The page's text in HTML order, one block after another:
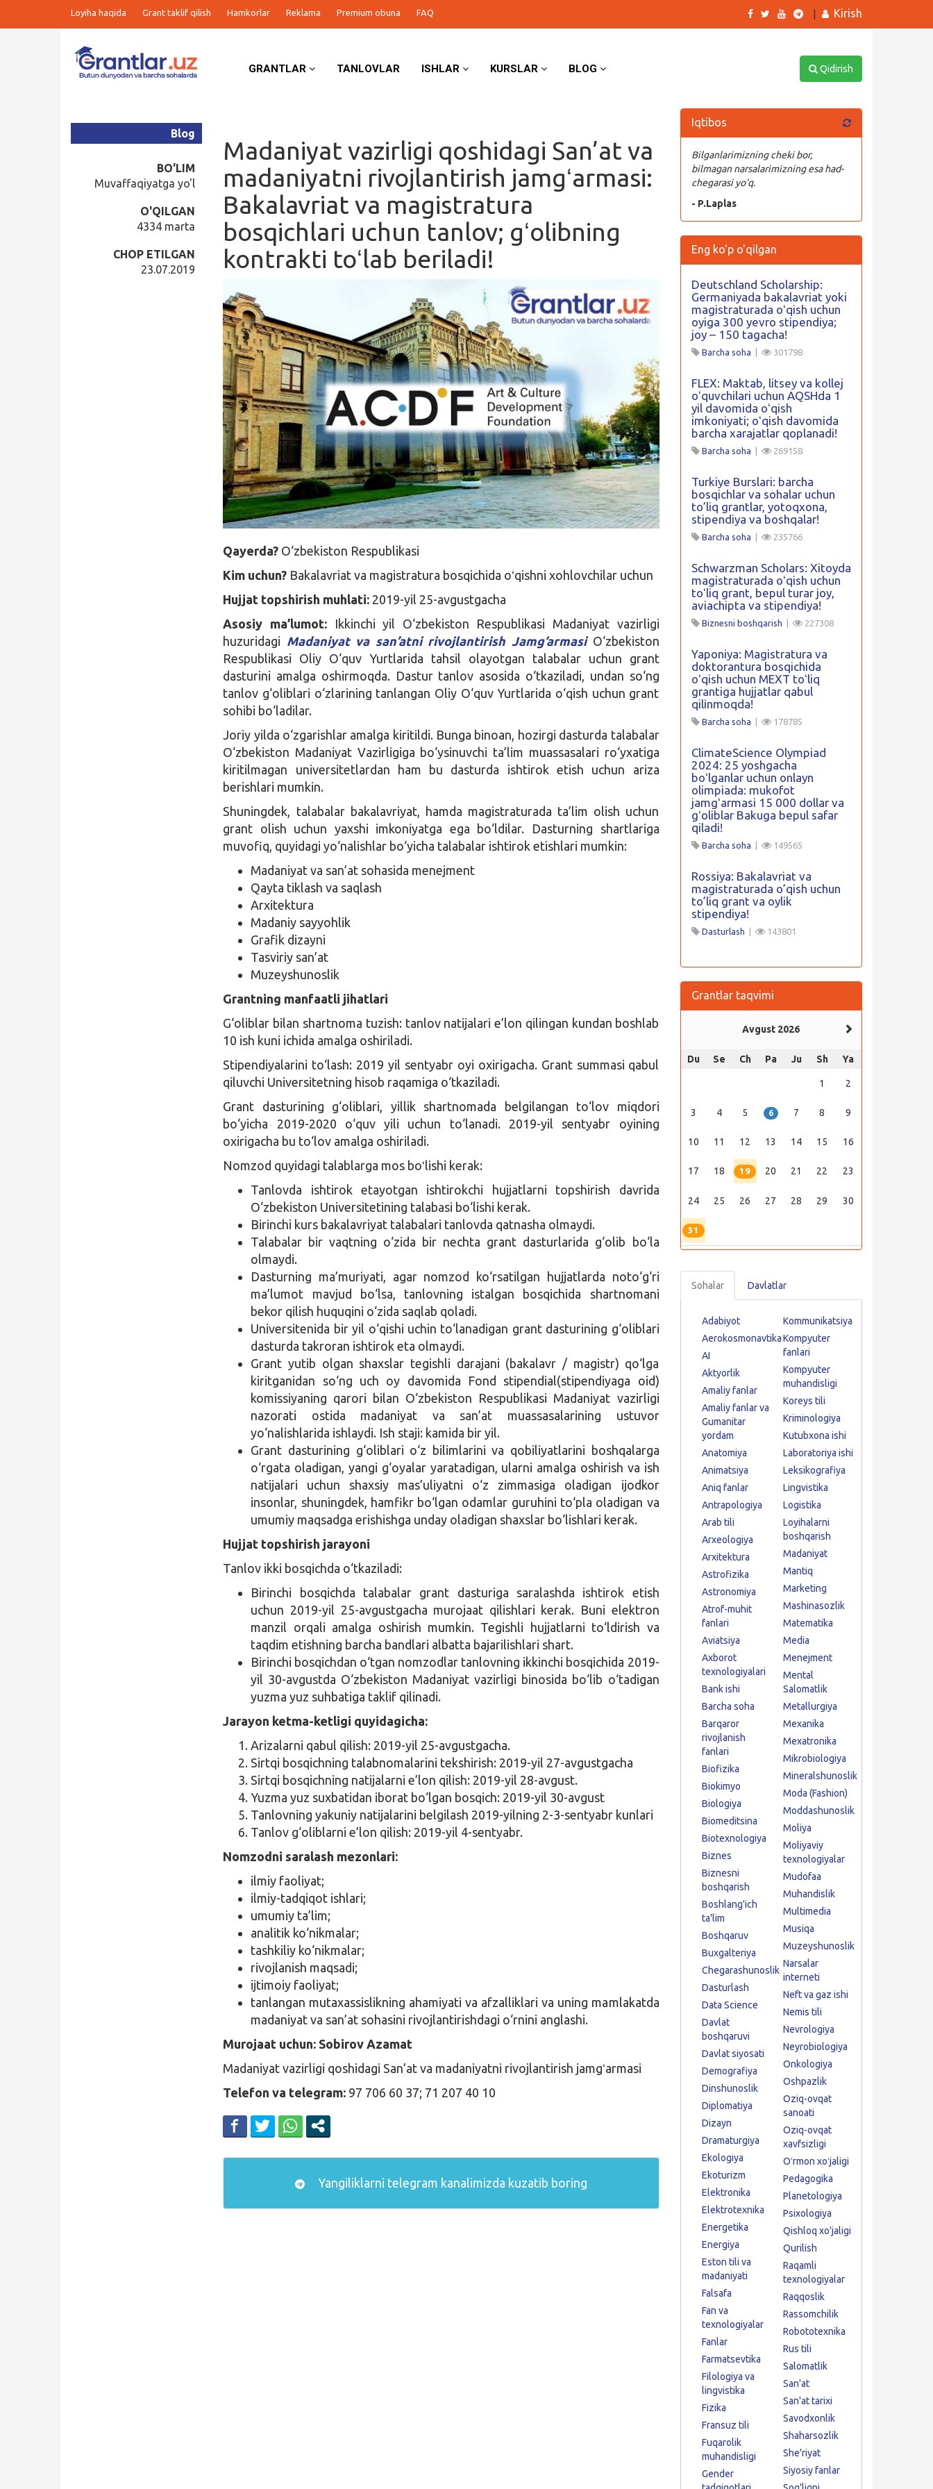
Loyiha haqida Grant taklif qilish Hamkorlar Reklama Premium obuna FAQ Kirish
GRANTLAR TANLOVLAR ISHLAR KURSLAR BLOG Qidirish
Madaniyat vazirligi qoshidagi San’at va
madaniyatni rivojlantirish jamgʻarmasi:
Bakalavriat va magistratura
bosqichlari uchun tanlov; gʻolibning
kontrakti toʻlab beriladi!
Blog
BO'LIM
Muvaffaqiyatga yo'l
O'QILGAN
4334 marta
CHOP ETILGAN
23.07.2019
Qayerda? O‘zbekiston Respublikasi
Kim uchun? Bakalavriat va magistratura bosqichida oʻqishni xohlovchilar uchun
Hujjat topshirish muhlati: 2019-yil 25-avgustgacha
Asosiy ma’lumot:Ikkinchi yil O‘zbekiston Respublikasi Madaniyat vazirligi
huzuridagi Madaniyat va san’atni rivojlantirish Jamg‘armasiO‘zbekiston
Respublikasi Oliy O‘quv Yurtlarida tahsil olayotgan talabalar uchun grant
dasturini amalga oshirmoqda. Dastur tanlov asosida o‘tkaziladi, undan so‘ng
tanlov g‘oliblari o‘zlarining tanlangan Oliy O‘quv Yurtlarida o‘qish uchun grant
sohibi bo‘ladilar.
Joriy yilda o‘zgarishlar amalga kiritildi. Bunga binoan, hozirgi dasturda talabalar
O‘zbekiston Madaniyat Vazirligiga bo‘ysinuvchi ta’lim muassasalari ro‘yxatiga
kiritilmagan universitetlardan ham bu dasturda ishtirok etish uchun ariza
berishlari mumkin.
Shuningdek, talabalar bakalavriyat, hamda magistraturada ta’lim olish uchun
grant olish uchun yaxshi imkoniyatga ega bo‘ldilar. Dasturning shartlariga
muvofiq, quyidagi yo‘nalishlar bo‘yicha talabalar ishtirok etishlari mumkin:
Madaniyat va san’at sohasida menejment
Qayta tiklash va saqlash
Arxitektura
Madaniy sayyohlik
Grafik dizayni
Tasviriy san’at
Muzeyshunoslik
Grantning manfaatli jihatlari
G‘oliblar bilan shartnoma tuzish: tanlov natijalari e’lon qilingan kundan boshlab
10 ish kuni ichida amalga oshiriladi.
Stipendiyalarini to‘lash: 2019 yil sentyabr oyi oxirigacha. Grant summasi qabul
qiluvchi Universitetning hisob raqamiga o‘tkaziladi.
Grant dasturining g‘oliblari, yillik shartnomada belgilangan to‘lov miqdori
bo‘yicha 2019-2020 o‘quv yili uchun to‘lanadi. 2019-yil sentyabr oyining
oxirigacha bu to‘lov amalga oshiriladi.
Nomzod quyidagi talablarga mos boʻlishi kerak:
Tanlovda ishtirok etayotgan ishtirokchi hujjatlarni topshirish davrida
O‘zbekiston Universitetining talabasi bo‘lishi kerak.
Birinchi kurs bakalavriyat talabalari tanlovda qatnasha olmaydi.
Talabalar bir vaqtning o‘zida bir nechta grant dasturlarida g‘olib bo‘la
olmaydi.
Dasturning ma’muriyati, agar nomzod ko‘rsatilgan hujjatlarda noto‘g‘ri
ma’lumot mavjud bo‘lsa, tanlovning istalgan bosqichida shartnomani
bekor qilish huquqini o‘zida saqlab qoladi.
Universitenida bir yil o‘qishi uchin to‘lanadigan grant dasturining g‘oliblari
dasturda takroran ishtirok eta olmaydi.
Grant yutib olgan shaxslar tegishli darajani (bakalavr / magistr) qo‘lga
kiritganidan so‘ng uch oy davomida Fond stipendial(stipendiyaga oid)
komissiyaning qarori bilan O‘zbekiston Respublikasi Madaniyat vazirligi
nazorati ostida madaniyat va san’at muassasalarining ustuvor
yo‘nalishlarida ishlaydi. Ish staji: kamida bir yil.
Grant dasturining g‘oliblari o‘z bilimlarini va qobiliyatlarini boshqalarga
o‘rgata oladigan, yangi g‘oyalar yaratadigan, ularni amalga oshirish va ish
natijalari uchun shaxsiy mas’uliyatni o‘z zimmasiga oladigan ijodkor
insonlar, shuningdek, hamfikr bo‘lgan odamlar guruhini to‘pla oladigan va
umumiy maqsadga erishishga unday oladigan shaxslar bo‘lishlari kerak.
Hujjat topshirish jarayoni
Tanlov ikki bosqichda o‘tkaziladi:
Birinchi bosqichda talabalar grant dasturiga saralashda ishtirok etish
uchun 2019-yil 25-avgustgacha murojaat qilishlari kerak. Buni elektron
manzil orqali amalga oshirish mumkin. Tegishli hujjatlarni to‘ldirish va
taqdim etishning barcha bandlari albatta bajarilishlari shart.
Birinchi bosqichdan o‘tgan nomzodlar tanlovning ikkinchi bosqichida 2019-
yil 30-avgustda O‘zbekiston Madaniyat vazirligi binosida bo‘lib o‘tadigan
yuzma yuz suhbatiga taklif qilinadi.
Jarayon ketma-ketligi quyidagicha:
Arizalarni qabul qilish: 2019-yil 25-avgustgacha.
Sirtqi bosqichning talabnomalarini tekshirish: 2019-yil 27-avgustgacha
Sirtqi bosqichning natijalarni e’lon qilish: 2019-yil 28-avgust.
Yuzma yuz suxbatidan iborat bo‘lgan bosqich: 2019-yil 30-avgust
Tanlovning yakuniy natijalarini belgilash 2019-yilning 2-3-sentyabr kunlari
Tanlov g‘oliblarni e’lon qilish: 2019-yil 4-sentyabr.
Nomzodni saralash mezonlari:
ilmiy faoliyat;
ilmiy-tadqiqot ishlari;
umumiy ta’lim;
analitik ko‘nikmalar;
tashkiliy ko‘nikmalar;
rivojlanish maqsadi;
ijtimoiy faoliyat;
tanlangan mutaxassislikning ahamiyati va afzalliklari va uning mamlakatda
madaniyat va san’at sohasini rivojlantirishdagi o‘rnini anglashi.
Murojaat uchun: Sobirov Azamat
Madaniyat vazirligi qoshidagi San’at va madaniyatni rivojlantirish jamgʻarmasi
Telefon va telegram: 97 706 60 37; 71 207 40 10
Yangiliklarni telegram kanalimizda kuzatib boring
Iqtibos
Bilganlarimizning cheki bor,
bilmagan narsalarimizning esa had-
chegarasi yo‘q.
- P.Laplas
Eng ko'p o'qilgan
Deutschland Scholarship:
Germaniyada bakalavriat yoki
magistraturada oʻqish uchun
oyiga 300 yevro stipendiya;
joy – 150 tagacha!
Barcha soha 301798
FLEX: Maktab, litsey va kollej
oʻquvchilari uchun AQSHda 1
yil davomida oʻqish
imkoniyati; oʻqish davomida
barcha xarajatlar qoplanadi!
Barcha soha 269158
Turkiye Burslari: barcha
bosqichlar va sohalar uchun
to’liq grantlar, yotoqxona,
stipendiya va boshqalar!
Barcha soha 235766
Schwarzman Scholars: Xitoyda
magistraturada oʻqish uchun
toʻliq grant, bepul turar joy,
aviachipta va stipendiya!
Biznesni boshqarish 227308
Yaponiya: Magistratura va
doktorantura bosqichida
oʻqish uchun MEXT toʻliq
grantiga hujjatlar qabul
qilinmoqda!
Barcha soha 178785
ClimateScience Olympiad
2024: 25 yoshgacha
boʻlganlar uchun onlayn
olimpiada: mukofot
jamgʻarmasi 15 000 dollar va
gʻoliblar Bakuga bepul safar
qiladi!
Barcha soha 149565
Rossiya: Bakalavriat va
magistraturada o’qish uchun
to’liq grant va oylik
stipendiya!
Dasturlash 143801
Grantlar taqvimi
Avgust 2026
Du Se Ch Pa Ju Sh Ya
1 2
3 4 5 6 7 8 9
10 11 12 13 14 15 16
17 18 19 20 21 22 23
24 25 26 27 28 29 30
31
Sohalar Davlatlar
Adabiyot
Aerokosmonavtika
AI
Aktyorlik
Amaliy fanlar
Amaliy fanlar va
Gumanitar
yordam
Anatomiya
Animatsiya
Aniq fanlar
Antrapologiya
Arab tili
Arxeologiya
Arxitektura
Astrofizika
Astronomiya
Atrof-muhit
fanlari
Aviatsiya
Axborot
texnologiyalari
Bank ishi
Barcha soha
Barqaror
rivojlanish
fanlari
Biofizika
Biokimyo
Biologiya
Biomeditsina
Biotexnologiya
Biznes
Biznesni
boshqarish
Boshlang'ich
ta'lim
Boshqaruv
Buxgalteriya
Chegarashunoslik
Dasturlash
Data Science
Davlat
boshqaruvi
Davlat siyosati
Demografiya
Dinshunoslik
Diplomatiya
Dizayn
Dramaturgiya
Ekologiya
Ekoturizm
Elektronika
Elektrotexnika
Energetika
Energiya
Eston tili va
madaniyati
Falsafa
Fan va
texnologiyalar
Fanlar
Farmatsevtika
Filologiya va
lingvistika
Fizika
Fransuz tili
Fuqarolik
muhandisligi
Gender
Kommunikatsiya
Kompyuter
fanlari
Kompyuter
muhandisligi
Koreys tili
Kriminologiya
Kutubxona ishi
Laboratoriya ishi
Leksikografiya
Lingvistika
Logistika
Loyihalarni
boshqarish
Madaniyat
Mantiq
Marketing
Mashinasozlik
Matematika
Media
Menejment
Mental
Salomatlik
Metallurgiya
Mexanika
Mexatronika
Mikrobiologiya
Mineralshunoslik
Moda (Fashion)
Moddashunoslik
Moliya
Moliyaviy
texnologiyalar
Mudofaa
Muhandislik
Multimedia
Musiqa
Muzeyshunoslik
Narsalar
interneti
Neft va gaz ishi
Nemis tili
Nevrologiya
Neyrobiologiya
Onkologiya
Oshpazlik
Oziq-ovqat
sanoati
Oziq-ovqat
xavfsizligi
Oʻrmon xoʻjaligi
Pedagogika
Planetologiya
Psixologiya
Qishloq xo'jaligi
Qurilish
Raqamli
texnologiyalar
Raqqoslik
Rassomchilik
Robototexnika
Rus tili
Salomatlik
San'at
San'at tarixi
Savodxonlik
Shaharsozlik
She'riyat
Siyosiy fanlar